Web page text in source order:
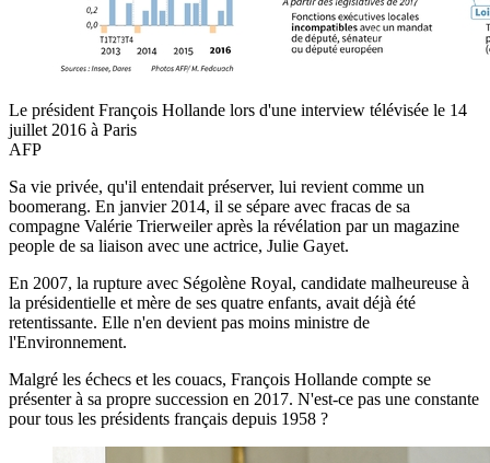
Le président François Hollande lors d'une interview télévisée le 14
juillet 2016 à Paris
AFP
Sa vie privée, qu'il entendait préserver, lui revient comme un
boomerang. En janvier 2014, il se sépare avec fracas de sa
compagne Valérie Trierweiler après la révélation par un magazine
people de sa liaison avec une actrice, Julie Gayet.
En 2007, la rupture avec Ségolène Royal, candidate malheureuse à
la présidentielle et mère de ses quatre enfants, avait déjà été
retentissante. Elle n'en devient pas moins ministre de
l'Environnement.
Malgré les échecs et les couacs, François Hollande compte se
présenter à sa propre succession en 2017. N'est-ce pas une constante
pour tous les présidents français depuis 1958 ?